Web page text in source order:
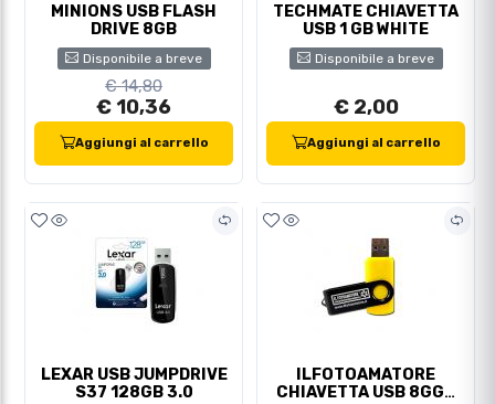
MINIONS USB FLASH
DRIVE 8GB
Disponibile a breve
€ 14,80
€ 10,36
Aggiungi al carrello
TECHMATE CHIAVETTA
USB 1 GB WHITE
Disponibile a breve
€ 2,00
Aggiungi al carrello
LEXAR USB JUMPDRIVE
S37 128GB 3.0
ILFOTOAMATORE
CHIAVETTA USB 8GGB